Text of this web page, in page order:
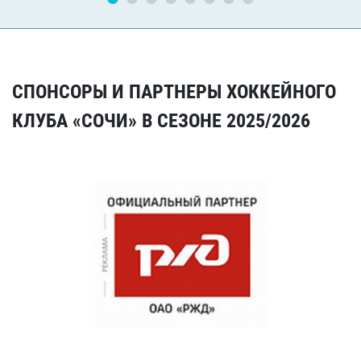
СПОНСОРЫ И ПАРТНЕРЫ ХОККЕЙНОГО
КЛУБА «СОЧИ» В СЕЗОНЕ 2025/2026